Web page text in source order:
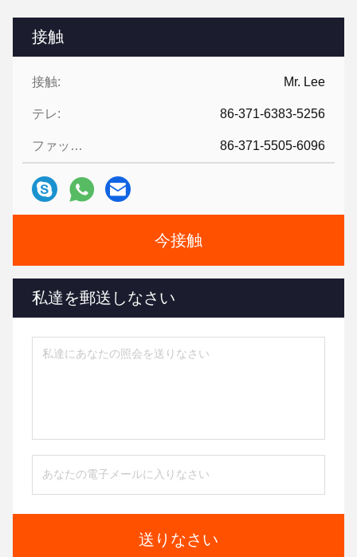
接触
接触: Mr. Lee
テレ: 86-371-6383-5256
ファックス: 86-371-5505-6096
今接触
私達を郵送しなさい
送りなさい